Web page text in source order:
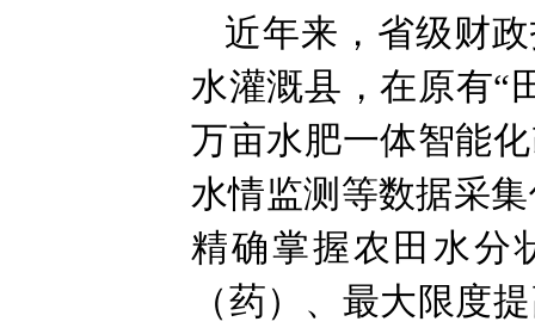
近年来，省级财
水灌溉县，在原有“
万亩水肥一体智能
水情监测等数据采
精确掌握农田水分
（药）、最大限度